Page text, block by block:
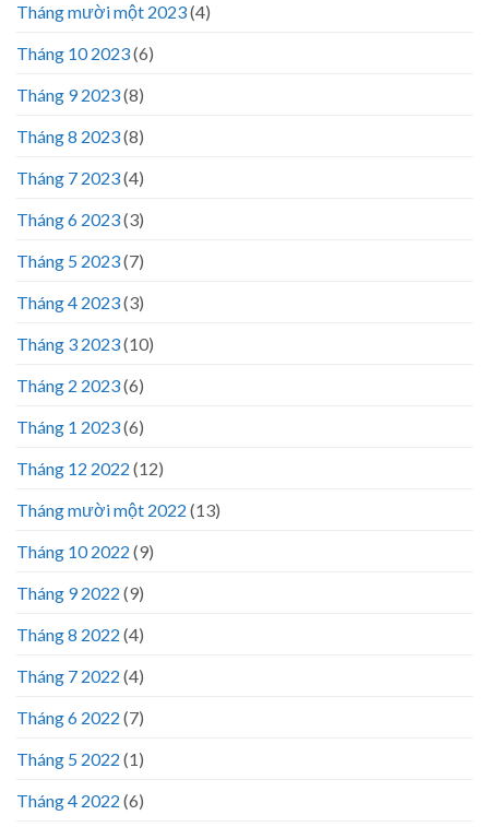
Tháng mười một 2023(4)
Tháng 10 2023(6)
Tháng 9 2023(8)
Tháng 8 2023(8)
Tháng 7 2023(4)
Tháng 6 2023(3)
Tháng 5 2023(7)
Tháng 4 2023(3)
Tháng 3 2023(10)
Tháng 2 2023(6)
Tháng 1 2023(6)
Tháng 12 2022 (12)
Tháng mười một 2022 (13)
Tháng 10 2022 (9)
Tháng 9 2022 (9)
Tháng 8 2022 (4)
Tháng 7 2022 (4)
Tháng 6 2022 (7)
Tháng 5 2022 (1)
Tháng 4 2022 (6)